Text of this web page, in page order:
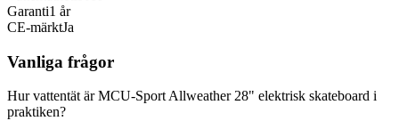
Garanti1 år
CE-märktJa
Vanliga frågor
Hur vattentät är MCU-Sport Allweather 28" elektrisk skateboard i
praktiken?